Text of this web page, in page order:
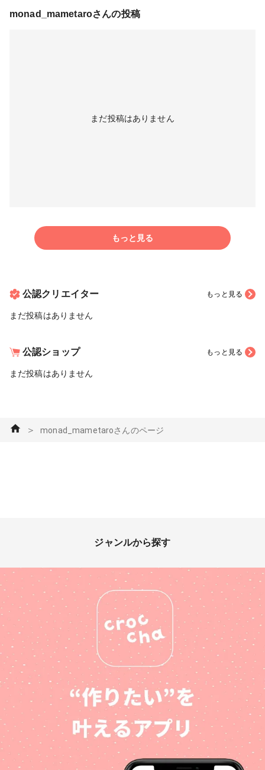
monad_mametaroさんの投稿
まだ投稿はありません
もっと見る
公認クリエイター もっと見る
まだ投稿はありません
公認ショップ もっと見る
まだ投稿はありません
＞ monad_mametaroさんのページ
ジャンルから探す